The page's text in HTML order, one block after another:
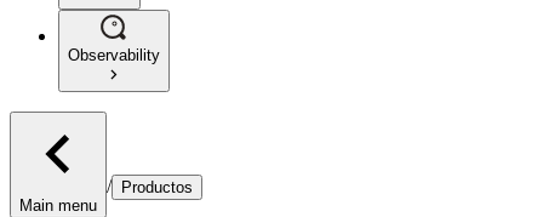
Observability
Main menu
/ Productos